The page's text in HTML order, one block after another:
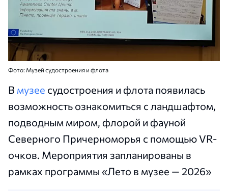
Фото: Музей судостроения и флота
В музее судостроения и флота появилась
возможность ознакомиться с ландшафтом,
подводным миром, флорой и фауной
Северного Причерноморья с помощью VR-
очков. Мероприятия запланированы в
рамках программы «Лето в музее — 2026»